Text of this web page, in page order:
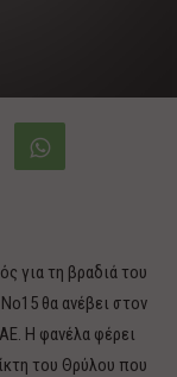
για τη βραδιά του
θα ανέβει στον
Η φανέλα φέρει
του Θρύλου που